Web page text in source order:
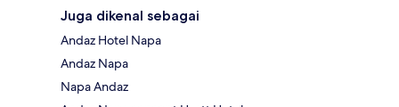
Juga dikenal sebagai
Andaz Hotel Napa
Andaz Napa
Napa Andaz